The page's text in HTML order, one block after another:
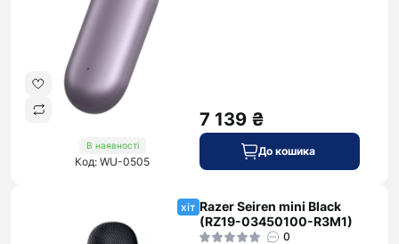
В наявності
Код: WU-0505
7 139 ₴
До кошика
хіт Razer Seiren mini Black
(RZ19-03450100-R3M1)
0